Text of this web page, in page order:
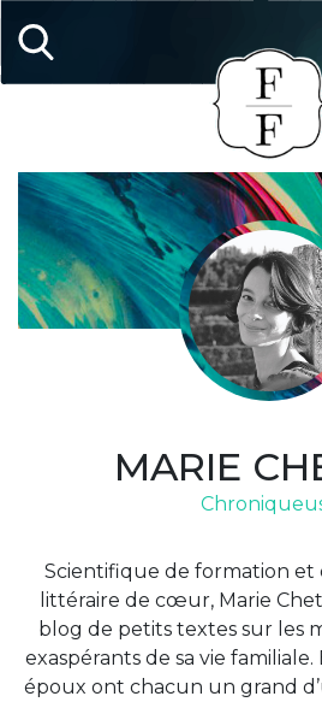
MARIE
Scientifique de formation et
littéraire de cœur, Marie
blog de petits textes sur les
exaspérants de sa vie
époux ont chacun un grand